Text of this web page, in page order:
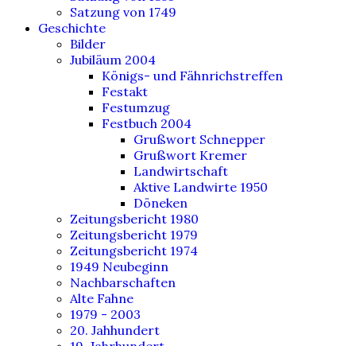
Satzung von 1749
Geschichte
Bilder
Jubiläum 2004
Königs- und Fähnrichstreffen
Festakt
Festumzug
Festbuch 2004
Grußwort Schnepper
Grußwort Kremer
Landwirtschaft
Aktive Landwirte 1950
Döneken
Zeitungsbericht 1980
Zeitungsbericht 1979
Zeitungsbericht 1974
1949 Neubeginn
Nachbarschaften
Alte Fahne
1979 - 2003
20. Jahhundert